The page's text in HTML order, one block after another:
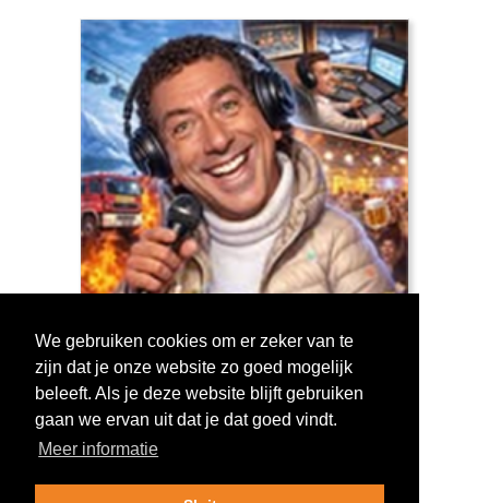
Log in om te stemmen!
We gebruiken cookies om er zeker van te
zijn dat je onze website zo goed mogelijk
beleeft. Als je deze website blijft gebruiken
gaan we ervan uit dat je dat goed vindt.
Meer informatie